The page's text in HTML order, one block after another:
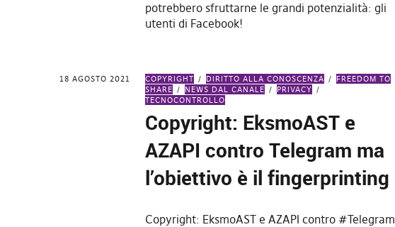
potrebbero sfruttarne le grandi potenzialità: gli
utenti di Facebook!
18 AGOSTO 2021 COPYRIGHT DIRITTO ALLA CONOSCENZA
FREEDOM TO
SHARE
NEWS DAL CANALE
PRIVACY
TECNOCONTROLLO
Copyright: EksmoAST e
AZAPI contro Telegram ma
l’obiettivo è il fingerprinting
Copyright: EksmoAST e AZAPI contro #Telegram